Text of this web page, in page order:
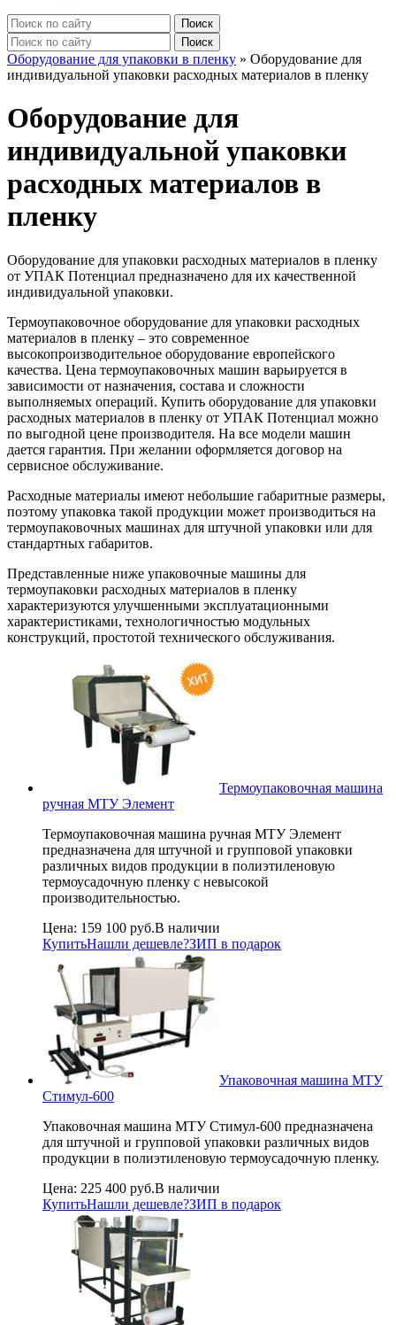
Оборудование для упаковки в пленку » Оборудование для
индивидуальной упаковки расходных материалов в пленку
Оборудование для
индивидуальной упаковки
расходных материалов в
пленку
Оборудование для упаковки расходных материалов в пленку
от УПАК Потенциал предназначено для их качественной
индивидуальной упаковки.
Термоупаковочное оборудование для упаковки расходных
материалов в пленку – это современное
высокопроизводительное оборудование европейского
качества. Цена термоупаковочных машин варьируется в
зависимости от назначения, состава и сложности
выполняемых операций. Купить оборудование для упаковки
расходных материалов в пленку от УПАК Потенциал можно
по выгодной цене производителя. На все модели машин
дается гарантия. При желании оформляется договор на
сервисное обслуживание.
Расходные материалы имеют небольшие габаритные размеры,
поэтому упаковка такой продукции может производиться на
термоупаковочных машинах для штучной упаковки или для
стандартных габаритов.
Представленные ниже упаковочные машины для
термоупаковки расходных материалов в пленку
характеризуются улучшенными эксплуатационными
характеристиками, технологичностью модульных
конструкций, простотой технического обслуживания.
Термоупаковочная машина
ручная МТУ Элемент
Термоупаковочная машина ручная МТУ Элемент
предназначена для штучной и групповой упаковки
различных видов продукции в полиэтиленовую
термоусадочную пленку с невысокой
производительностью.
Цена: 159 100 руб.В наличии
КупитьНашли дешевле?ЗИП в подарок
Упаковочная машина МТУ
Стимул-600
Упаковочная машина МТУ Стимул-600 предназначена
для штучной и групповой упаковки различных видов
продукции в полиэтиленовую термоусадочную пленку.
Цена: 225 400 руб.В наличии
КупитьНашли дешевле?ЗИП в подарок